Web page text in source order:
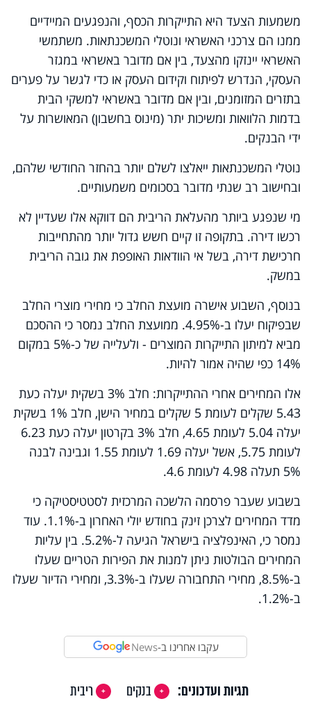
משמעות הצעד היא התייקרות הכסף, והנפגעים המיידיים
ממנו הם צרכני האשראי ונוטלי המשכנתאות. משתמשי
האשראי יינזקו מהצעד, בין אם מדובר באשראי במגזר
העסקי, הנדרש לפיתוח וקידום העסק או כדי לגשר על פערים
בתזרים המזומנים, ובין אם מדובר באשראי למשקי הבית
בדמות הלוואות ומשיכות יתר (מינוס בחשבון) המאושרות על
ידי הבנקים.
נוטלי המשכנתאות ייאלצו לשלם יותר בהחזר החודשי שלהם,
ובחישוב רב שנתי מדובר בסכומים משמעותיים.
מי שנפגע ביותר מהעלאת הריבית הם דווקא אלו שעדיין לא
רכשו דירה. בתקופה זו קיים חשש גדול יותר מהתחייבות
חרכישת דירה, בשל אי הוודאות האופפת את גובה הריבית
במשק.
בנוסף, השבוע אישרה מועצת החלב כי מחירי מוצרי החלב
שבפיקוח יעלו ב-4.95%. ממועצת החלב נמסר כי ההסכם
מביא למיתון התייקרות המוצרים - ולעלייה של כ-5% במקום
14% כפי שהיה אמור להיות.
אלו המחירים אחרי ההתייקרות: חלב 3% בשקית יעלה כעת
5.43 שקלים לעומת 5 שקלים במחיר הישן, חלב 1% בשקית
יעלה 5.04 לעומת 4.65, חלב 3% בקרטון יעלה כעת 6.23
לעומת 5.75, אשל יעלה 1.69 לעומת 1.55 וגבינה לבנה
5% תעלה 4.98 לעומת 4.6.
בשבוע שעבר פרסמה הלשכה המרכזית לסטטיסטיקה כי
מדד המחירים לצרכן זינק בחודש יולי האחרון ב-1.1%. עוד
נמסר כי, האינפלציה בישראל הגיעה ל-5.2%. בין עליות
המחירים הבולטות ניתן למנות את הפירות הטריים שעלו
ב-8.5%, מחירי התחבורה שעלו ב-3.3%, ומחירי הדיור שעלו
ב-1.2%.
עקבו אחרינו ב-News
תגיות ועדכונים: בנקים
ריבית